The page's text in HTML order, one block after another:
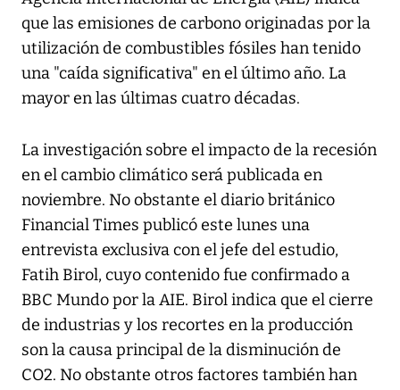
que las emisiones de carbono originadas por la
utilización de combustibles fósiles han tenido
una "caída significativa" en el último año. La
mayor en las últimas cuatro décadas.
La investigación sobre el impacto de la recesión
en el cambio climático será publicada en
noviembre. No obstante el diario británico
Financial Times publicó este lunes una
entrevista exclusiva con el jefe del estudio,
Fatih Birol, cuyo contenido fue confirmado a
BBC Mundo por la AIE. Birol indica que el cierre
de industrias y los recortes en la producción
son la causa principal de la disminución de
CO2. No obstante otros factores también han